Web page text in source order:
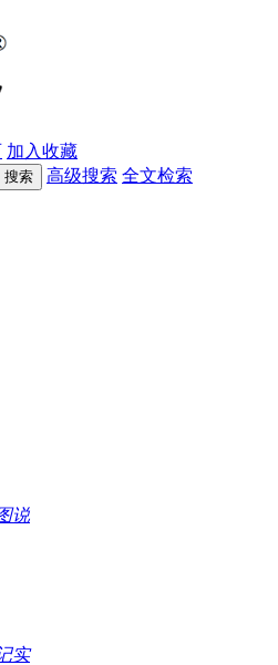
加入收藏
高级搜索 全文检索
说
实